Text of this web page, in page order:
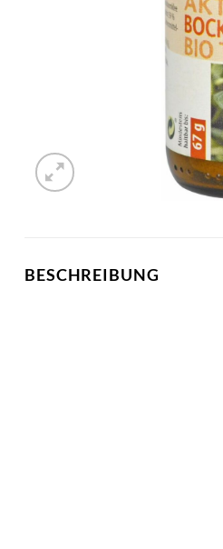
BESCHREIBUNG